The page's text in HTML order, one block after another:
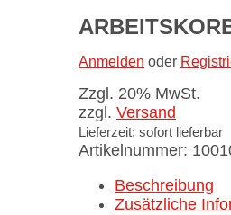
Anmelden oder
Zzgl. 20% MwSt.
zzgl. Versand
Lieferzeit: sofort lieferbar
Artikelnummer:
Beschreibung
Zusätzliche